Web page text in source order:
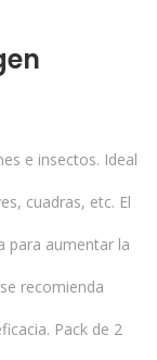
e insectos. Ideal
cuadras, etc. El
para aumentar la
recomienda
Pack de 2